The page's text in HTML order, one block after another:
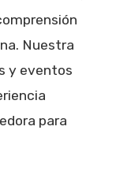
Nuestra
y eventos
para